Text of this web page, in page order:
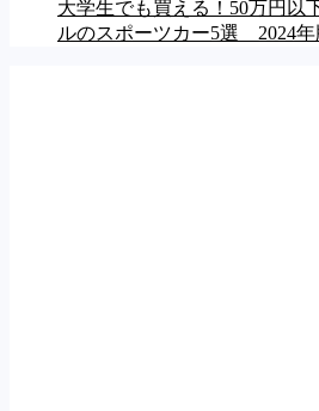
大学生でも買える！50万円以
ルのスポーツカー5選 2024年